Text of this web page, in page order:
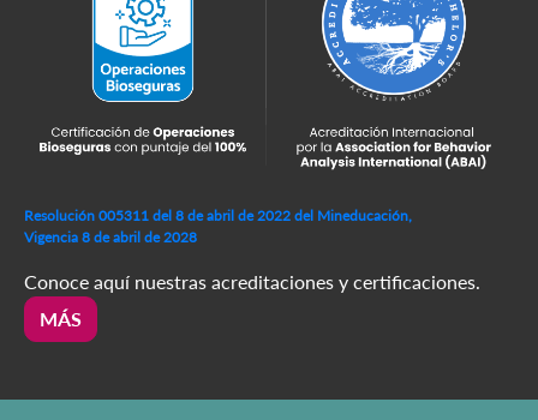
Resolución 005311 del 8 de abril de 2022 del Mineducación,
Vigencia 8 de abril de 2028
Conoce aquí nuestras acreditaciones y certificaciones.
MÁS